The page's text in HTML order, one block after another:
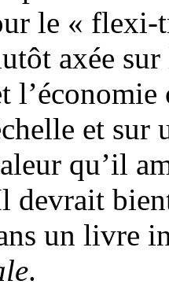
le «
axée
et sur
qu’il
devrait
un livre
.